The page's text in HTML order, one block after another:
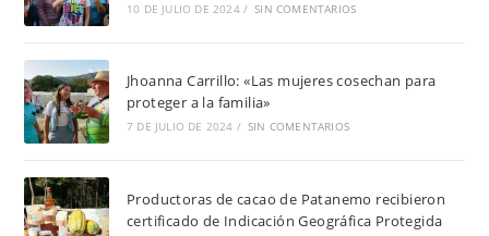
10 DE JULIO DE 2024 / SIN COMENTARIOS
Jhoanna Carrillo: «Las mujeres cosechan para
proteger a la familia»
7 DE JULIO DE 2024 / SIN COMENTARIOS
Productoras de cacao de Patanemo recibieron
certificado de Indicación Geográfica Protegida